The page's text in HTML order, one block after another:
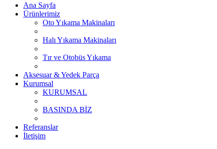
Ana Sayfa
Ürünlerimiz
Oto Yıkama Makinaları
Halı Yıkama Makinaları
Tır ve Otobüs Yıkama
Aksesuar & Yedek Parça
Kurumsal
KURUMSAL
BASINDA BİZ
Referanslar
İletişim